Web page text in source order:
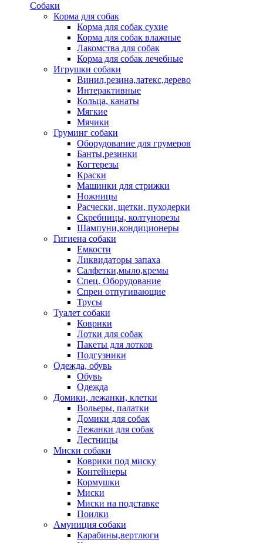
Собаки
Корма для собак
Корма для собак сухие
Корма для собак влажные
Лакомства для собак
Корма для собак лечебные
Игрушки собаки
Винил,резина,латекс,дерево
Интерактивные
Кольца, канаты
Мягкие
Мячики
Груминг собаки
Оборудование для грумеров
Банты,резинки
Когтерезы
Краски
Машинки для стрижки
Ножницы
Расчески, щетки, пуходерки
Скребницы, колтунорезы
Шампуни,кондиционеры
Гигиена собаки
Емкости
Ликвидаторы запаха
Салфетки,мыло,кремы
Спец. Оборудование
Спреи отпугивающие
Трусы
Туалет собаки
Коврики
Лотки для собак
Пакеты для лотков
Подгузники
Одежда, обувь
Обувь
Одежда
Домики, лежанки, клетки
Вольеры, палатки
Домики для собак
Лежанки для собак
Лестницы
Миски собаки
Коврики под миску
Контейнеры
Кормушки
Миски
Миски на подставке
Поилки
Амуниция собаки
Карабины,вертлюги